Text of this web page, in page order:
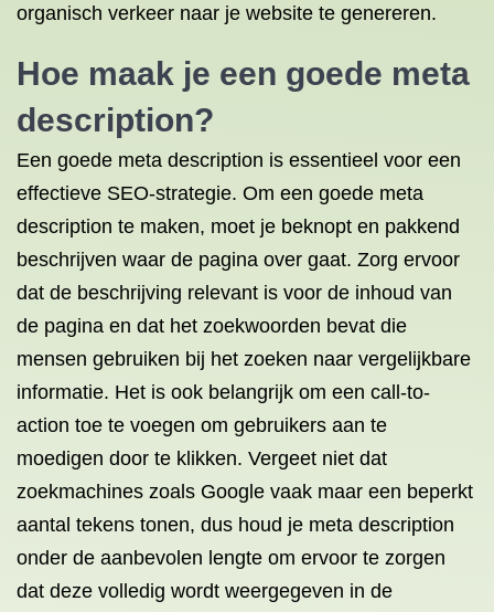
organisch verkeer naar je website te genereren.
Hoe maak je een goede meta
description?
Een goede meta description is essentieel voor een
effectieve SEO-strategie. Om een goede meta
description te maken, moet je beknopt en pakkend
beschrijven waar de pagina over gaat. Zorg ervoor
dat de beschrijving relevant is voor de inhoud van
de pagina en dat het zoekwoorden bevat die
mensen gebruiken bij het zoeken naar vergelijkbare
informatie. Het is ook belangrijk om een call-to-
action toe te voegen om gebruikers aan te
moedigen door te klikken. Vergeet niet dat
zoekmachines zoals Google vaak maar een beperkt
aantal tekens tonen, dus houd je meta description
onder de aanbevolen lengte om ervoor te zorgen
dat deze volledig wordt weergegeven in de